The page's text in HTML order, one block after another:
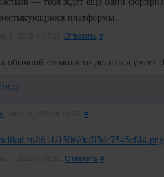
платформы!
Ответить #
обычной сложности делиться умеет
#
i611/1506/0c/03dc7545cf44.png
Ответить #